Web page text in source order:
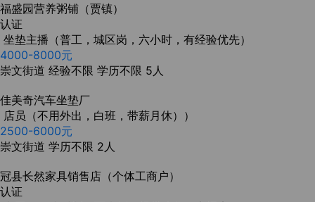
福盛园营养粥铺（贾镇）
认证
坐垫主播（普工，城区岗，六小时，有经验优先）
4000-8000元
崇文街道 经验不限 学历不限 5人
佳美奇汽车坐垫厂
店员（不用外出，白班，带薪月休））
2500-6000元
崇文街道 学历不限 2人
冠县长然家具销售店（个体工商户）
认证